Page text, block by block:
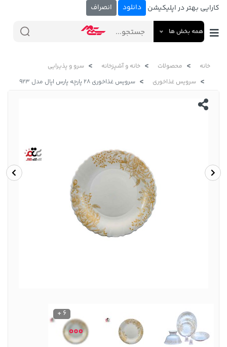
کارایی بهتر در اپلیکیشن دانلود انصراف
همه بخش ها
خانه محصولات خانه و آشپزخانه
سرو و پذیرایی
سرویس غذاخوری
سرویس غذاخوری 28 پارچه پارس اپال مدل 923
6 +